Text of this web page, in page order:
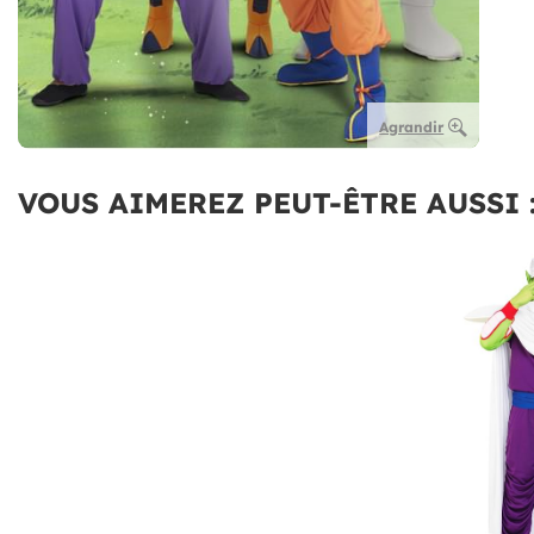
Agrandir
VOUS AIMEREZ PEUT-ÊTRE AUSSI